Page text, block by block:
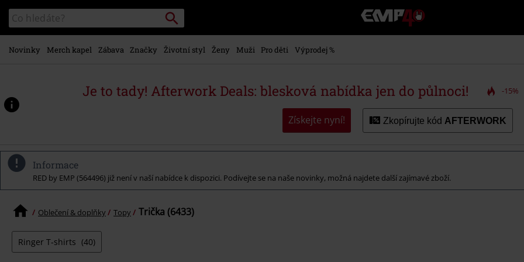
hlavnímu
obsahu
Katalog
vyhledávání
Vyhledávání
EMP
-
Hudba,
Merch
hráče,
Alternativní
Novinky Merch kapel Zábava Značky Životní styl Ženy Muži Pro děti Výprodej %
Je to tady! Afterwork Deals: blesková nabídka jen do půlnoci! -15%
Získejte nyní! Zkopírujte kód AFTERWORK
Informace
RED by EMP (564496) již není v naší nabídce k dispozici. Podívejte se na naše novinky, možná najdete další zajímavé zboží.
Oblečení & doplňky Topy Trička (6433)
Ringer T-shirts (40)